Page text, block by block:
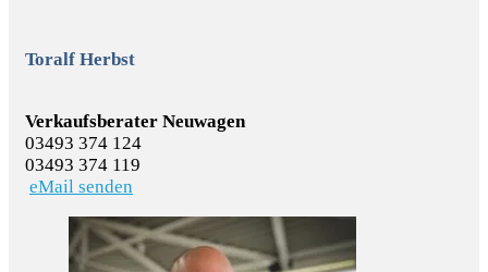
Toralf Herbst
Verkaufsberater Neuwagen
03493 374 124
03493 374 119
eMail senden